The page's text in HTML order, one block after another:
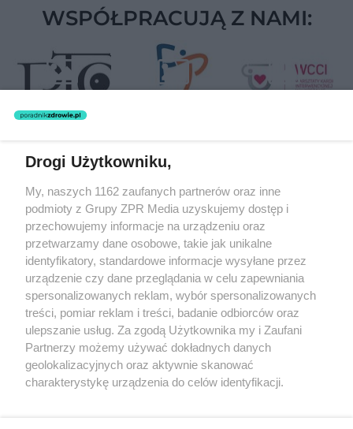
WSPÓŁPRACUJĄ Z NAMI:
Żaden utwór zamieszczony w serwisie nie może być powielany i
rozpowszechniany lub dalej rozpowszechniany w jakikolwiek sposób
(w tym także elektroniczny lub mechaniczny) na jakimkolwiek polu
eksploatacji w jakiejkolwiek formie, włącznie z umieszczaniem w
Internecie bez pisemnej zgody właściciela praw. Jakiekolwiek użycie
lub wykorzystanie utworów w całości lub w części z naruszeniem
prawa, tzn. bez właściwej zgody, jest zabronione pod groźbą kary i
może być ścigane prawnie.
O nas
Drogi Użytkowniku,
My, naszych 1162 zaufanych partnerów oraz inne
podmioty z Grupy ZPR Media uzyskujemy dostęp i
przechowujemy informacje na urządzeniu oraz
przetwarzamy dane osobowe, takie jak unikalne
identyfikatory, standardowe informacje wysyłane przez
urządzenie czy dane przeglądania w celu zapewniania
spersonalizowanych reklam, wybór spersonalizowanych
treści, pomiar reklam i treści, badanie odbiorców oraz
ulepszanie usług. Za zgodą Użytkownika my i Zaufani
Partnerzy możemy używać dokładnych danych
geolokalizacyjnych oraz aktywnie skanować
charakterystykę urządzenia do celów identyfikacji.